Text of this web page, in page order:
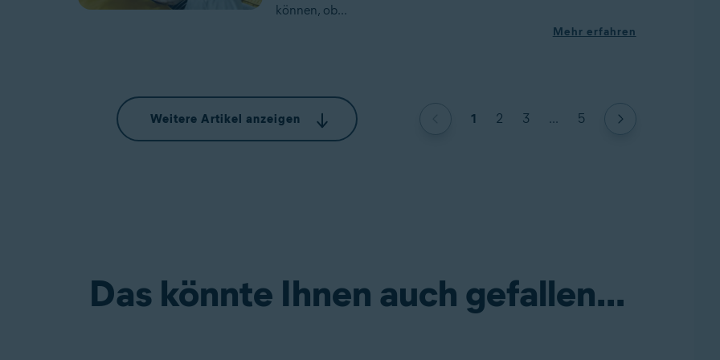
können, ob...
Mehr erfahren
Weitere Artikel anzeigen 1 2 3 ... 5
Das könnte Ihnen auch gefallen...